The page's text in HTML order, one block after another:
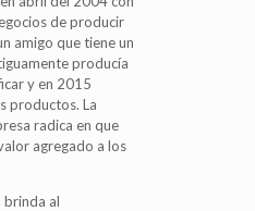
de producir
amigo que tiene un
producía
y en 2015
productos. La
radica en que
agregado a los
brinda al